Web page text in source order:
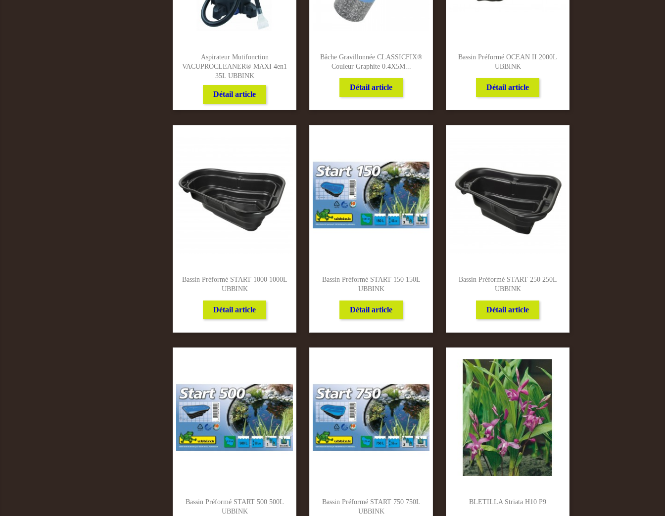
Aspirateur Mutifonction
VACUPROCLEANER® MAXI 4en1
35L UBBINK
Détail article
Bâche Gravillonnée CLASSICFIX®
Couleur Graphite 0.4X5M...
Détail article
Bassin Préformé OCEAN II 2000L
UBBINK
Détail article
Bassin Préformé START 1000 1000L
UBBINK
Détail article
Bassin Préformé START 150 150L
UBBINK
Détail article
Bassin Préformé START 250 250L
UBBINK
Détail article
Bassin Préformé START 500 500L
UBBINK
Bassin Préformé START 750 750L
UBBINK
BLETILLA Striata H10 P9